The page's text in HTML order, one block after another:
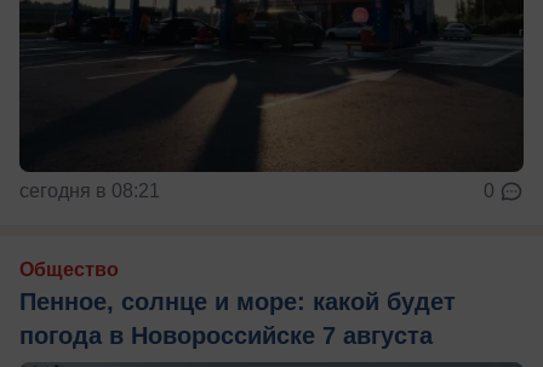
сегодня в 08:21 0
Общество
Пенное, солнце и море: какой будет
погода в Новороссийске 7 августа